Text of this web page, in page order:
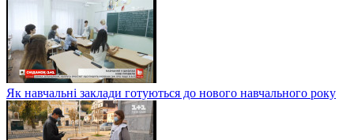
Як навчальні заклади готуються до нового навчального року